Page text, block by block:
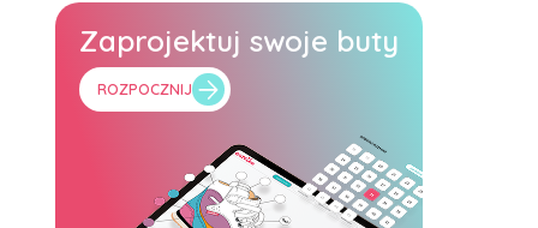
Zaprojektuj swoje buty
ROZPOCZNIJ